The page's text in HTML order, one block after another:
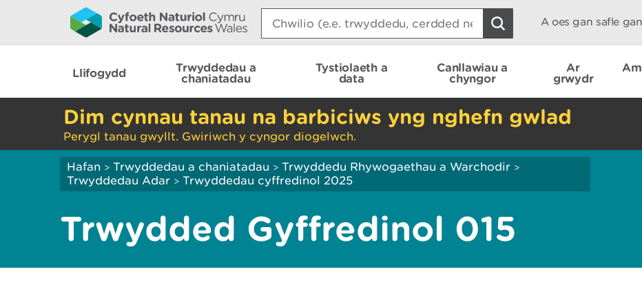
Search:
A oes gan safle
Llifogydd
Trwyddedau a
chaniatadau
Tystiolaeth a
data
Canllawiau a
chyngor
Ar
grwydr
Dim cynnau tanau na barbiciws yng nghefn gwlad
Perygl tanau gwyllt. Gwiriwch y cyngor diogelwch.
Hafan > Trwyddedau a chaniatadau > Trwyddedu Rhywogaethau a Warchodir >
Trwyddedau Adar > Trwyddedau cyffredinol 2025
Trwydded Gyffredinol 015